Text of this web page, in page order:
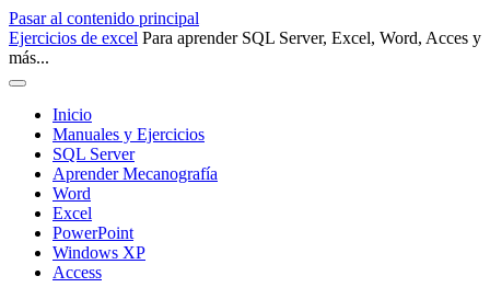
Pasar al contenido principal
Ejercicios de excel Para aprender SQL Server, Excel, Word, Acces y
más...
Inicio
Manuales y Ejercicios
SQL Server
Aprender Mecanografía
Word
Excel
PowerPoint
Windows XP
Access